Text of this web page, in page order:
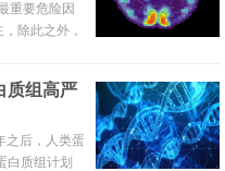
重要危险因
除此之外，
质组高严
之后，人类蛋
白质组计划